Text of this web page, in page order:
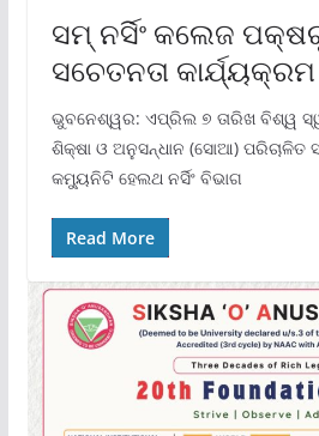
ସମ୍ ନର୍ସିଂ କଲେଜ
ସଚେତନତା କାର୍ଯ୍ୟକ୍ରମ
ଭୁବନେଶ୍ୱର: ଏପ୍ରିଲ ୭ ତାରିଖ ବିଶ୍ୱ
ଶିକ୍ଷା ଓ ଅନୁସନ୍ଧାନ (ସୋଆ) ପରିଚାଳିତ
କମ୍ୟୁନିଟି ହେଲଥ ନର୍ସିଂ ବିଭାଗ
Read More